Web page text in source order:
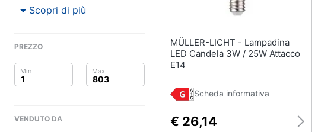
Complementi e decorazioni
Orologi da parete
Tende
Scopri di più
PREZZO
VENDUTO DA
MÜLLER-LICHT - Lampadina
LED Candela 3W / 25W Attacco
E14
Scheda informativa
€ 26,14